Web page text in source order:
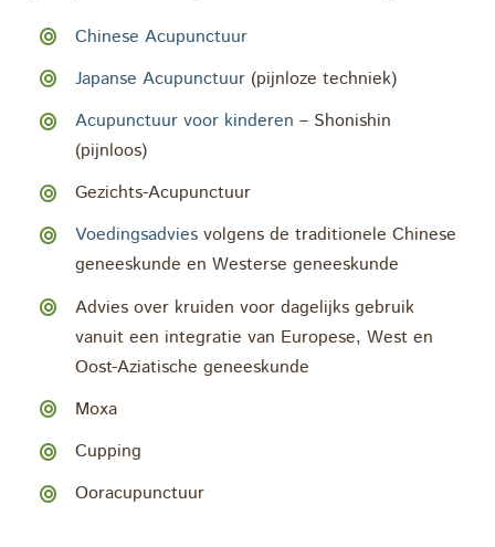
Chinese Acupunctuur
Japanse Acupunctuur (pijnloze techniek)
Acupunctuur voor kinderen – Shonishin
(pijnloos)
Gezichts-Acupunctuur
Voedingsadvies volgens de traditionele Chinese
geneeskunde en Westerse geneeskunde
Advies over kruiden voor dagelijks gebruik
vanuit een integratie van Europese, West en
Oost-Aziatische geneeskunde
Moxa
Cupping
Ooracupunctuur